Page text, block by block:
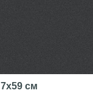
7x59 см